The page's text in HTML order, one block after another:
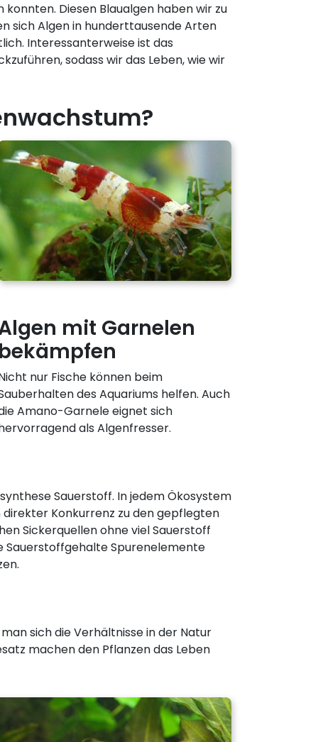
Diesen Blaualgen haben wir zu
sich Algen in hunderttausende Arten
Interessanterweise ist das
sodass wir das Leben, wie wir
mit Garnelen
nur Fische können beim
des Aquariums helfen. Auch
Amano-Garnele eignet sich
als Algenfresser.
Sauerstoff. In jedem Ökosystem
Konkurrenz zu den gepflegten
Sickerquellen ohne viel Sauerstoff
Sauerstoffgehalte Spurenelemente
sich die Verhältnisse in der Natur
machen den Pflanzen das Leben